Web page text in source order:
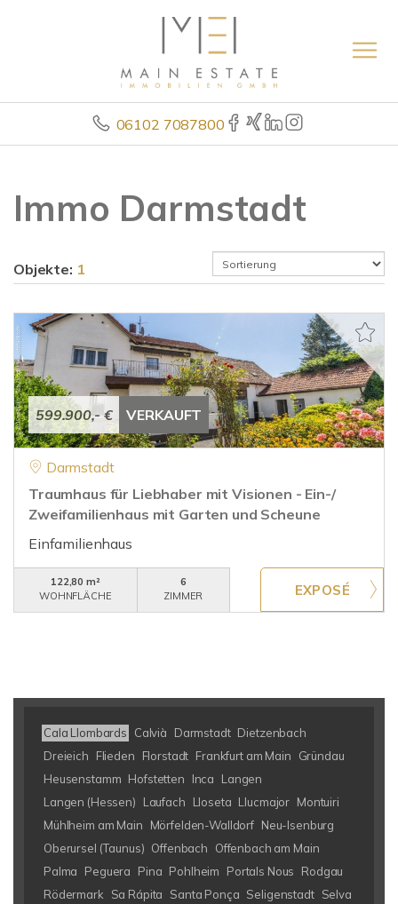
06102 7087800
Immo Darmstadt
Objekte: 1
599.900,- € VERKAUFT
Darmstadt
Traumhaus für Liebhaber mit Visionen - Ein-/
Zweifamilienhaus mit Garten und Scheune
Einfamilienhaus
122,80 m²
WOHNFLÄCHE
6
ZIMMER
Cala Llombards Calvià Darmstadt Dietzenbach
Dreieich
Flieden Florstadt Frankfurt am Main
Gründau
Heusenstamm Hofstetten Inca
Langen
Langen (Hessen)
Laufach Lloseta Llucmajor Montuiri
Mühlheim am Main
Mörfelden-Walldorf Neu-Isenburg
Oberursel (Taunus) Offenbach
Offenbach am Main
Palma
Peguera Pina Pohlheim Portals Nous
Rodgau
Rödermark
Sa Rápita Santa Ponça Seligenstadt Selva